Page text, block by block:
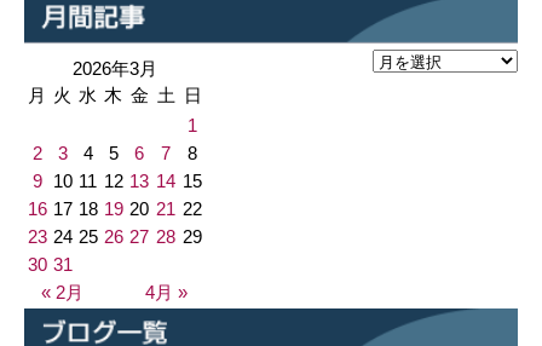
2026年3月
月 火 水 木 金 土 日
« 2月 4月 »
1
2
3 4 5 6 7
8
9
10 11 12 13 14 15
16 17 18 19 20 21 22
23 24 25 26 27 28 29
30 31